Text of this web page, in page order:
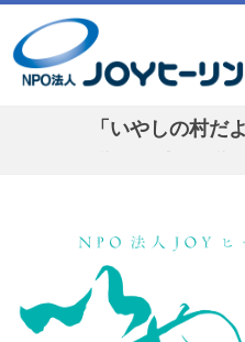
「いやしの村だ